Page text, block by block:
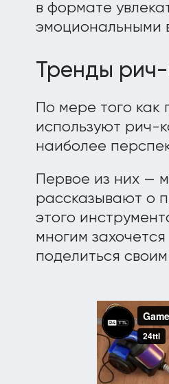
в формате
эмоциональными
Тренды рич-
По мере того
используют рич-
наиболее
Первое из них —
рассказывают о
этого
многим
поделиться